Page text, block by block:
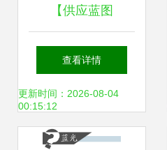
【供应蓝图
LTI70FN供应70寸
立式网络版广告
机】价格,厂家,图
查看详情
更新时间：2026-08-04
00:15:12